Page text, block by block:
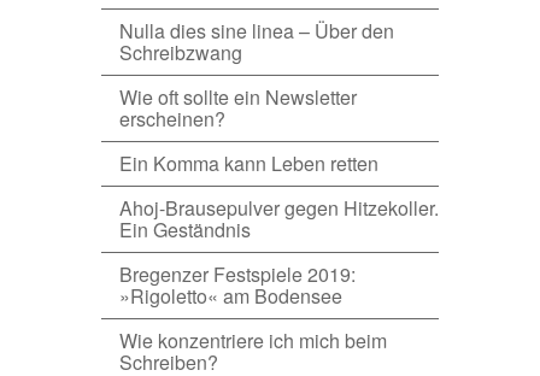
Nulla dies sine linea – Über den
Schreibzwang
Wie oft sollte ein Newsletter
erscheinen?
Ein Komma kann Leben retten
Ahoj-Brausepulver gegen Hitzekoller.
Ein Geständnis
Bregenzer Festspiele 2019:
»Rigoletto« am Bodensee
Wie konzentriere ich mich beim
Schreiben?